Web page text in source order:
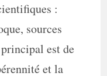
:
sources
est de
et la